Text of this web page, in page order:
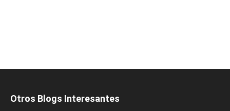
Otros Blogs Interesantes